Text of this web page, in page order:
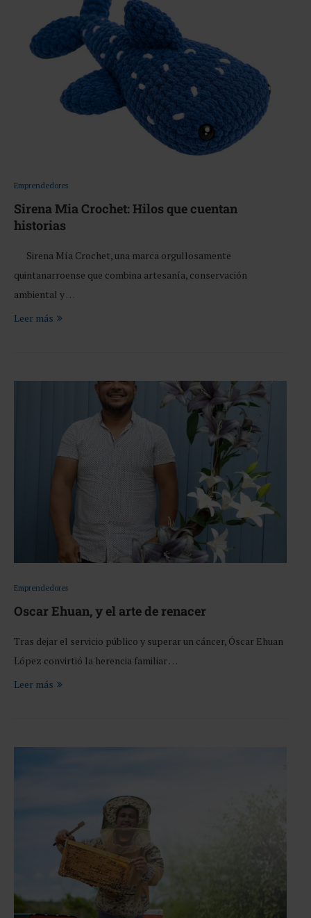
Emprendedores
Sirena Mia Crochet: Hilos que cuentan
historias
Sirena Mía Crochet, una marca orgullosamente
quintanarroense que combina artesanía, conservación
ambiental y …
Leer más
Emprendedores
Oscar Ehuan, y el arte de renacer
Tras dejar el servicio público y superar un cáncer, Óscar Ehuan
López convirtió la herencia familiar …
Leer más